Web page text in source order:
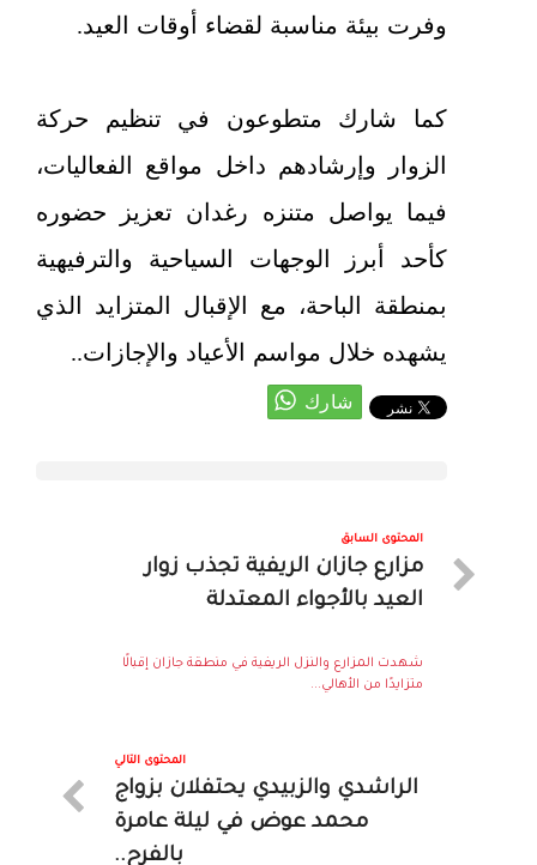
وفرت بيئة مناسبة لقضاء أوقات العيد.
كما شارك متطوعون في تنظيم حركة
الزوار وإرشادهم داخل مواقع الفعاليات،
فيما يواصل متنزه رغدان تعزيز حضوره
كأحد أبرز الوجهات السياحية والترفيهية
بمنطقة الباحة، مع الإقبال المتزايد الذي
يشهده خلال مواسم الأعياد والإجازات..
المحتوى السابق
مزارع جازان الريفية تجذب زوار
العيد بالأجواء المعتدلة
شهدت المزارع والنزل الريفية في منطقة جازان إقبالًا
متزايدًا من الأهالي...
المحتوى التالي
الراشدي والزبيدي يحتفلان بزواج
محمد عوض في ليلة عامرة
بالفرح..